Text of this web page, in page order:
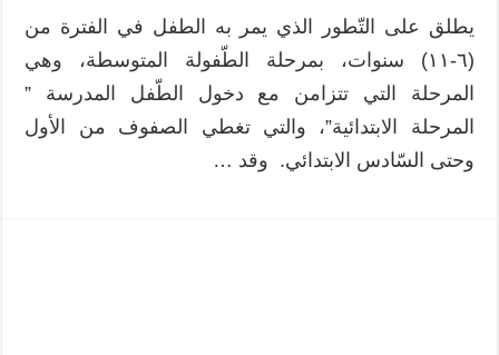
يطلق على التّطور الذي يمر به الطفل في الفترة من
(٦-١١) سنوات، بمرحلة الطّفولة المتوسطة، وهي
المرحلة التي تتزامن مع دخول الطّفل المدرسة ”
المرحلة الابتدائية”، والتي تغطي الصفوف من الأول
وحتى السّادس الابتدائي. وقد …